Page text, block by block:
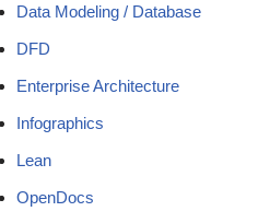
Data Modeling / Database
DFD
Enterprise Architecture
Infographics
Lean
OpenDocs